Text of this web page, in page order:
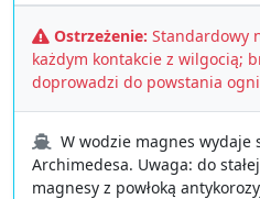
Ostrzeżenie: Standardowy
każdym kontakcie z wilgocią;
doprowadzi do powstania
W wodzie magnes
Archimedesa. Uwaga: do
magnesy z powłoką